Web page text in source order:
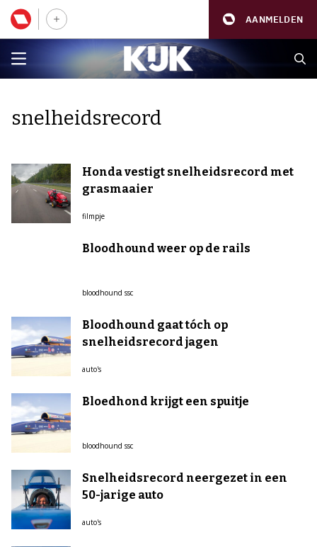
AANMELDEN
snelheidsrecord
Honda vestigt snelheidsrecord met
grasmaaier
filmpje
Bloodhound weer op de rails
bloodhound ssc
Bloodhound gaat tóch op
snelheidsrecord jagen
auto's
Bloedhond krijgt een spuitje
bloodhound ssc
Snelheidsrecord neergezet in een
50-jarige auto
auto's